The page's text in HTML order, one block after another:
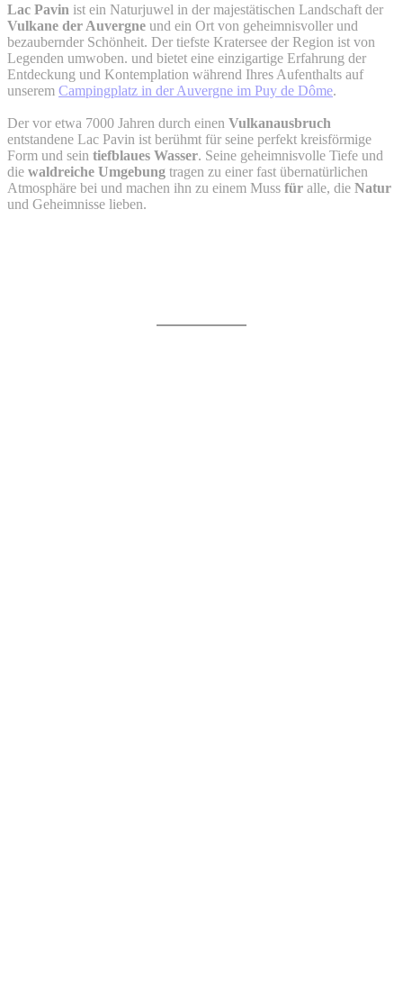
Lac Pavin ist ein Naturjuwel in der majestätischen Landschaft der
Vulkane der Auvergne und ein Ort von geheimnisvoller und
bezaubernder Schönheit. Der tiefste Kratersee der Region ist von
Legenden umwoben. und bietet eine einzigartige Erfahrung der
Entdeckung und Kontemplation während Ihres Aufenthalts auf
unserem Campingplatz in der Auvergne im Puy de Dôme.
Der vor etwa 7000 Jahren durch einen Vulkanausbruch
entstandene Lac Pavin ist berühmt für seine perfekt kreisförmige
Form und sein tiefblaues Wasser. Seine geheimnisvolle Tiefe und
die waldreiche Umgebung tragen zu einer fast übernatürlichen
Atmosphäre bei und machen ihn zu einem Muss für alle, die Natur
und Geheimnisse lieben.